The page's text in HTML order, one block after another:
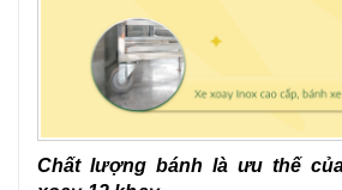
Chất lượng bánh là ưu thế